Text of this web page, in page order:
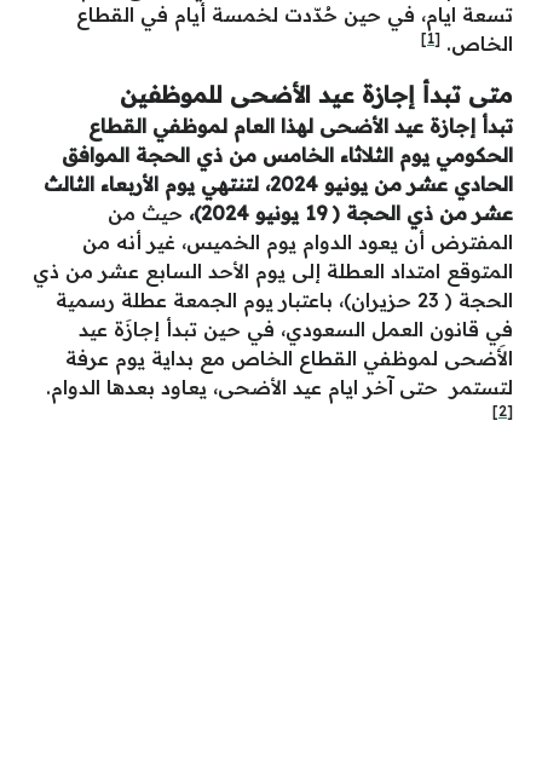
تسعة ايام، في حين حُدّدت لخمسة أيام في القطاع
الخاص. [1]
متى تبدأ إجازة عيد الأضحى للموظفين
تبدأ إجازة عيد الأضحى لهذا العام لموظفي القطاع
الحكومي يوم الثلاثاء الخامس من ذي الحجة الموافق
الحادي عشر من يونيو 2024، لتنتهي يوم الأربعاء الثالث
عشر من ذي الحجة ( 19 يونيو 2024)،
حيث من
المفترض أن يعود الدوام يوم الخميس، غير أنه من
المتوقع امتداد العطلة إلى يوم الأحد السابع عشر من ذي
الحجة ( 23 حزيران)، باعتبار يوم الجمعة عطلة رسمية
في قانون العمل السعودي، في حين تبدأ إجازَة عيد
الأَضحى لموظفي القطاع الخاص مع بداية يوم عرفة
لتستمر حتى آخر ايام عيد الأضحى، يعاود بعدها الدوام.
[2]